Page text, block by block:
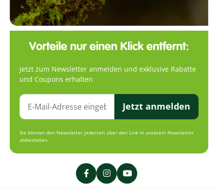
Vorteile nur einen Klick entfernt:
Jetzt zum Newsletter anmelden und exklusive Rabatte
und Coupons erhalten
Jetzt anmelden
Sie können den Newsletter jederzeit über den Link in unserem Newsletter
abbestellen.